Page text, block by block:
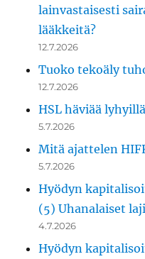
lainvastaisesti
lääkkeitä?
12.7.2026
Tuoko tekoäly
12.7.2026
HSL häviää
5.7.2026
Mitä ajattelen
5.7.2026
Hyödyn
(5) Uhanalaiset
4.7.2026
Hyödyn